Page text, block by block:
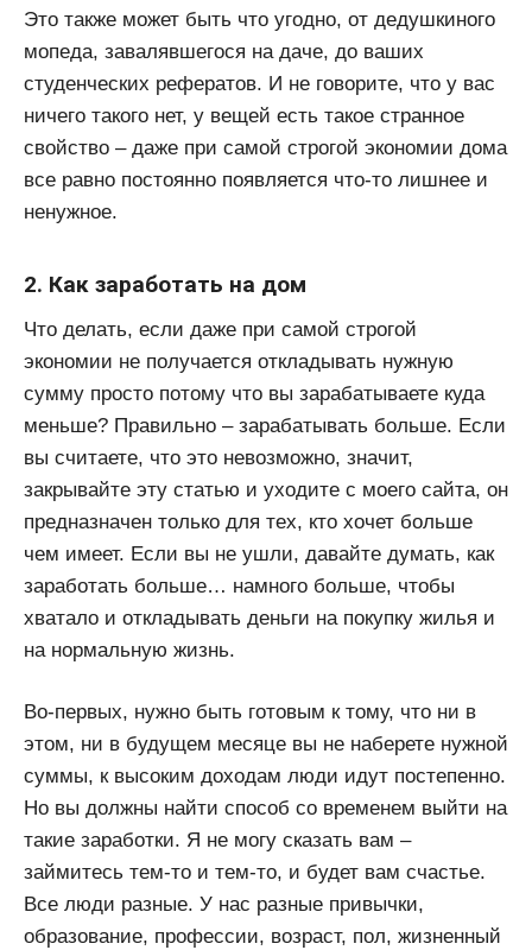
Это также может быть что угодно, от дедушкиного
мопеда, завалявшегося на даче, до ваших
студенческих рефератов. И не говорите, что у вас
ничего такого нет, у вещей есть такое странное
свойство – даже при самой строгой экономии дома
все равно постоянно появляется что-то лишнее и
ненужное.
2. Как заработать на дом
Что делать, если даже при самой строгой
экономии не получается откладывать нужную
сумму просто потому что вы зарабатываете куда
меньше? Правильно – зарабатывать больше. Если
вы считаете, что это невозможно, значит,
закрывайте эту статью и уходите с моего сайта, он
предназначен только для тех, кто хочет больше
чем имеет. Если вы не ушли, давайте думать, как
заработать больше… намного больше, чтобы
хватало и откладывать деньги на покупку жилья и
на нормальную жизнь.
Во-первых, нужно быть готовым к тому, что ни в
этом, ни в будущем месяце вы не наберете нужной
суммы, к высоким доходам люди идут постепенно.
Но вы должны найти способ со временем выйти на
такие заработки. Я не могу сказать вам –
займитесь тем-то и тем-то, и будет вам счастье.
Все люди разные. У нас разные привычки,
образование, профессии, возраст, пол, жизненный